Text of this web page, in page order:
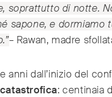
soprattutto di notte.
sapone, e dormiamo
– Rawan, madre
anni dall’inizio del
: centinaia